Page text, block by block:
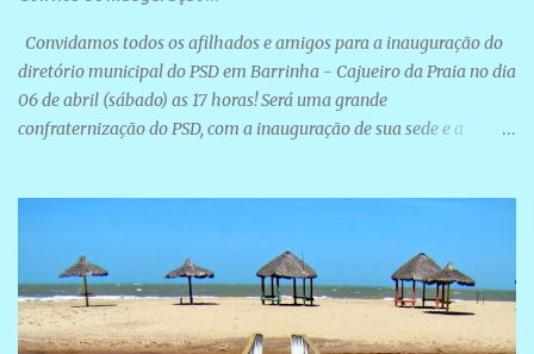
Convidamos todos os afilhados e amigos para a inauguração do
diretório municipal do PSD em Barrinha - Cajueiro da Praia no dia
06 de abril (sábado) as 17 horas! Será uma grande
confraternização do PSD, com a inauguração de sua sede e a